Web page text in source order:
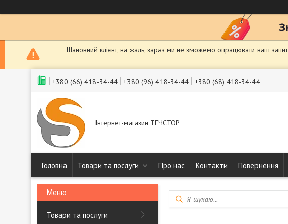
Шановний клієнт, на жаль, зараз ми не зможемо опрацювати ваш
+380 (66) 418-34-44 +380 (96) 418-34-44 +380 (68) 418-34-44
Інтернет-магазин ТЕЧСТОР
Головна Товари та послуги Про нас Контакти Повернення
Товари та послуги